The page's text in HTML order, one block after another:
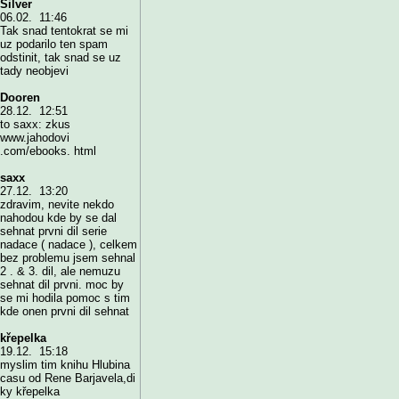
Silver
06.02. 11:46
Tak snad tentokrat se mi
uz podarilo ten spam
odstinit, tak snad se uz
tady neobjevi
Dooren
28.12. 12:51
to saxx: zkus
www.jahodovi
.com/ebooks. html
saxx
27.12. 13:20
zdravim, nevite nekdo
nahodou kde by se dal
sehnat prvni dil serie
nadace ( nadace ), celkem
bez problemu jsem sehnal
2 . & 3. dil, ale nemuzu
sehnat dil prvni. moc by
se mi hodila pomoc s tim
kde onen prvni dil sehnat
křepelka
19.12. 15:18
myslim tim knihu Hlubina
casu od Rene Barjavela,di
ky křepelka